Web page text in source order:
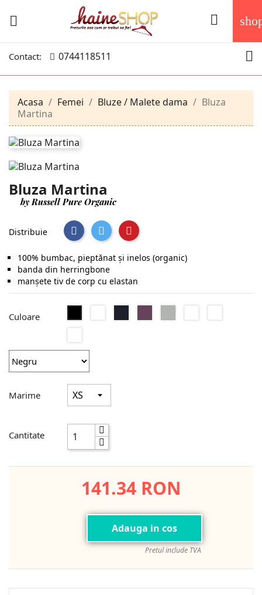
 
Contact: 0744118511 
Acasa Femei Bluze / Malete dama
Bluza
Martina
Bluza Martina
by Russell Pure Organic
Distribuie
100% bumbac, pieptănat și inelos (organic)
banda din herringbone
manșete tiv de corp cu elastan
Culoare
Navy
Marime
Cantitate
141.34 RON
Adauga in cos
Pretul include TVA